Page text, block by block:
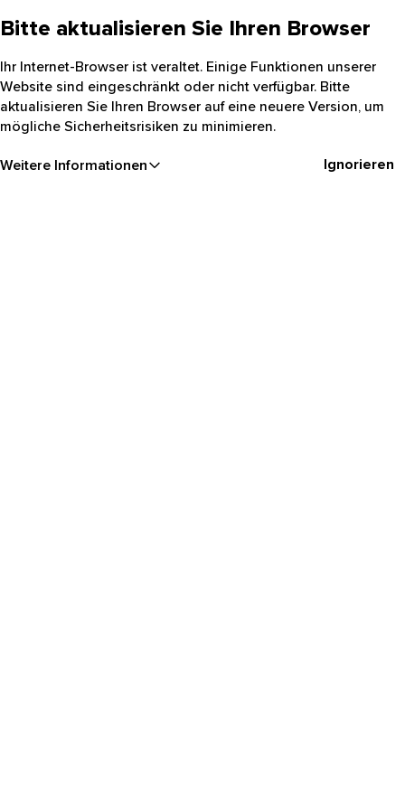
Bitte aktualisieren Sie Ihren Browser
Ihr Internet-Browser ist veraltet. Einige Funktionen unserer
Website sind eingeschränkt oder nicht verfügbar. Bitte
aktualisieren Sie Ihren Browser auf eine neuere Version, um
mögliche Sicherheitsrisiken zu minimieren.
Weitere Informationen Ignorieren